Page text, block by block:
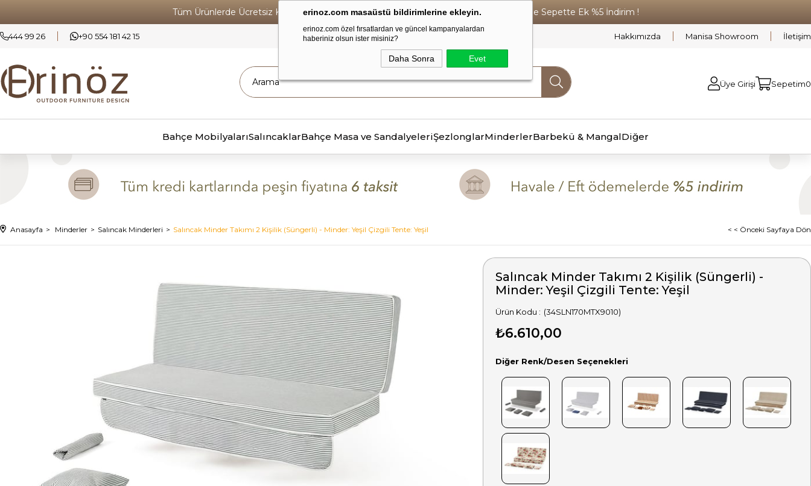
erinoz.com masaüstü bildirimlerine ekleyin.
erinoz.com özel fırsatlardan ve güncel kampanyalardan
haberiniz olsun ister misiniz?
Daha Sonra Evet
Tüm Ürünlerde Ücretsiz Kargo • Vade Farksız 6 Taksit ! • Havale Ödemelerde Sepette Ek %5 İndirim !
444 99 26 +90 554 181 42 15 Hakkımızda Manisa Showroom İletişim
Üye Girişi Sepetim0
Bahçe MobilyalarıSalıncaklarBahçe Masa ve SandalyeleriŞezlonglarMinderlerBarbekü & MangalDiğer
Anasayfa Minderler Salıncak Minderleri Salıncak Minder Takımı 2 Kişilik (Süngerli) - Minder: Yeşil Çizgili Tente: Yeşil < < Önceki Sayfaya Dön
Salıncak Minder Takımı 2 Kişilik (Süngerli) -
Minder: Yeşil Çizgili Tente: Yeşil
(34SLN170MTX9010)
₺6.610,00
Diğer Renk/Desen Seçenekleri